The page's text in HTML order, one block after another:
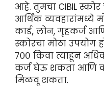
आहे. तुमचा CIBIL
आर्थिक व्यवहारांमध्ये
कार्ड, लोन, गृहकर्ज
स्कोरचा मोठा उपयोग
७०० किंवा त्याहून
कर्ज घेऊ शकता आणि
मिळवू शकता.